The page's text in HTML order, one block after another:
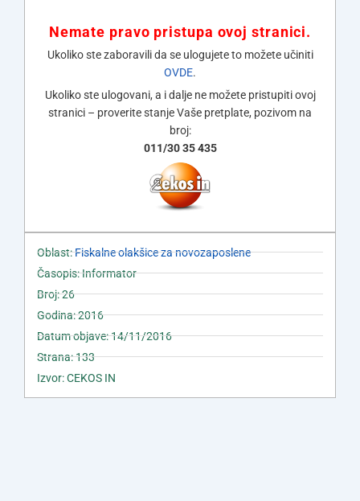
Nemate pravo pristupa ovoj stranici.
Ukoliko ste zaboravili da se ulogujete to možete učiniti
OVDE.
Ukoliko ste ulogovani, a i dalje ne možete pristupiti ovoj
stranici – proverite stanje Vaše pretplate, pozivom na
broj:
011/30 35 435
Oblast:Fiskalne olakšice za novozaposlene
Časopis: Informator
Broj: 26
Godina: 2016
Datum objave: 14/11/2016
Strana: 133
Izvor: CEKOS IN